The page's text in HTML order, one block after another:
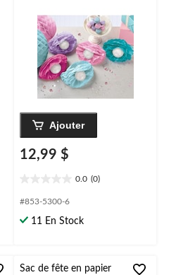
bleu/violet, 14 po, paq.
10, pour fête
d'anniversaire
Ajouter
12,99 $
0.0 (0)
étoile(s)
5.
#853-5300-6
11 En Stock
Sac de fête en papier